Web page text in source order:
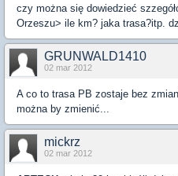
czy można się dowiedzieć
Orzeszu> ile km? jaka trasa?itp.
GRUNWALD1410
02 mar 2012
A co to trasa PB zostaje bez
można by zmienić...
mickrz
02 mar 2012